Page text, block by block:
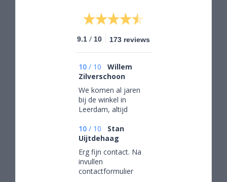
9.1 / 10 173 reviews
10 / 10
Willem
Zilverschoon
We komen al jaren
bij de winkel in
Leerdam, altijd
waar we een aantal
van gekocht hebben.
Na onze verhuizing
naar Drenthe voor
het eerst via de site
gekocht. De website
10 / 10
Stan
Uijtdehaag
Erg fijn contact. Na
invullen
contactformulier